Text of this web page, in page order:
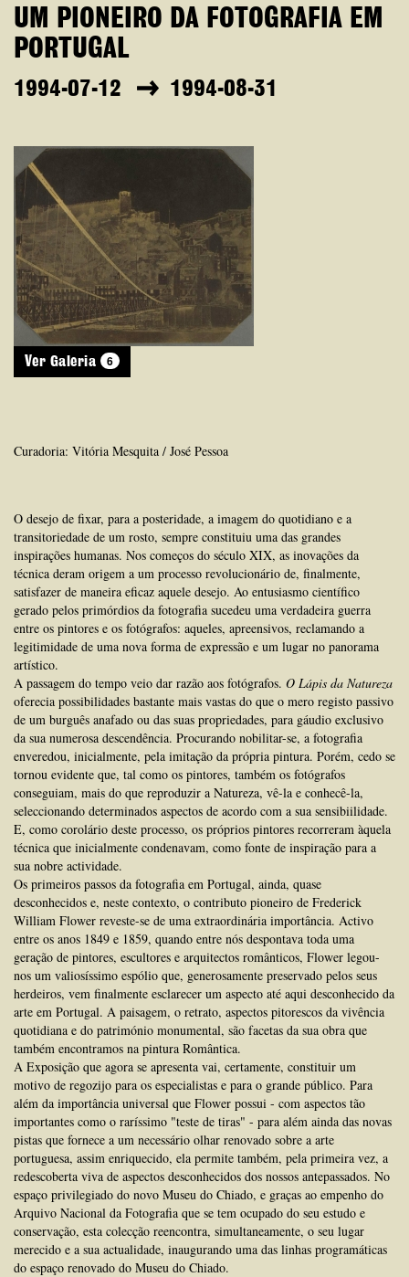
UM PIONEIRO DA FOTOGRAFIA EM
PORTUGAL
1994-07-12 1994-08-31
Ver Galeria 6
Curadoria: Vitória Mesquita / José Pessoa
O desejo de fixar, para a posteridade, a imagem do quotidiano e a
transitoriedade de um rosto, sempre constituiu uma das grandes
inspirações humanas. Nos começos do século XIX, as inovações da
técnica deram origem a um processo revolucionário de, finalmente,
satisfazer de maneira eficaz aquele desejo. Ao entusiasmo científico
gerado pelos primórdios da fotografia sucedeu uma verdadeira guerra
entre os pintores e os fotógrafos: aqueles, apreensivos, reclamando a
legitimidade de uma nova forma de expressão e um lugar no panorama
artístico.
A passagem do tempo veio dar razão aos fotógrafos. O Lápis da Natureza
oferecia possibilidades bastante mais vastas do que o mero registo passivo
de um burguês anafado ou das suas propriedades, para gáudio exclusivo
da sua numerosa descendência. Procurando nobilitar-se, a fotografia
enveredou, inicialmente, pela imitação da própria pintura. Porém, cedo se
tornou evidente que, tal como os pintores, também os fotógrafos
conseguiam, mais do que reproduzir a Natureza, vê-la e conhecê-la,
seleccionando determinados aspectos de acordo com a sua sensibiilidade.
E, como corolário deste processo, os próprios pintores recorreram àquela
técnica que inicialmente condenavam, como fonte de inspiração para a
sua nobre actividade.
Os primeiros passos da fotografia em Portugal, ainda, quase
desconhecidos e, neste contexto, o contributo pioneiro de Frederick
William Flower reveste-se de uma extraordinária importância. Activo
entre os anos 1849 e 1859, quando entre nós despontava toda uma
geração de pintores, escultores e arquitectos românticos, Flower legou-
nos um valiosíssimo espólio que, generosamente preservado pelos seus
herdeiros, vem finalmente esclarecer um aspecto até aqui desconhecido da
arte em Portugal. A paisagem, o retrato, aspectos pitorescos da vivência
quotidiana e do património monumental, são facetas da sua obra que
também encontramos na pintura Romântica.
A Exposição que agora se apresenta vai, certamente, constituir um
motivo de regozijo para os especialistas e para o grande público. Para
além da importância universal que Flower possui - com aspectos tão
importantes como o raríssimo "teste de tiras" - para além ainda das novas
pistas que fornece a um necessário olhar renovado sobre a arte
portuguesa, assim enriquecido, ela permite também, pela primeira vez, a
redescoberta viva de aspectos desconhecidos dos nossos antepassados. No
espaço privilegiado do novo Museu do Chiado, e graças ao empenho do
Arquivo Nacional da Fotografia que se tem ocupado do seu estudo e
conservação, esta colecção reencontra, simultaneamente, o seu lugar
merecido e a sua actualidade, inaugurando uma das linhas programáticas
do espaço renovado do Museu do Chiado.